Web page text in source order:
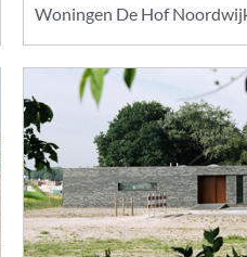
Woningen De Hof